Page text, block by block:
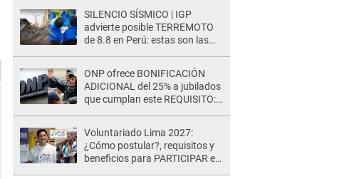
estaba muy..."
SILENCIO SÍSMICO | IGP
advierte posible TERREMOTO
de 8.8 en Perú: estas son las
ONP ofrece BONIFICACIÓN
ADICIONAL del 25% a jubilados
que cumplan este REQUISITO:
Voluntariado Lima 2027:
¿Cómo postular?, requisitos y
beneficios para PARTICIPAR en